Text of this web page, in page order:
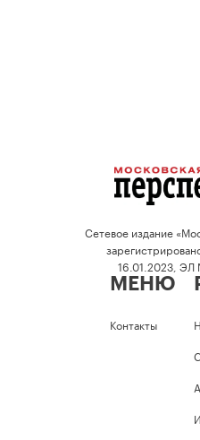
Сетевое издание
16.01.2023,
МЕНЮ
Контакты